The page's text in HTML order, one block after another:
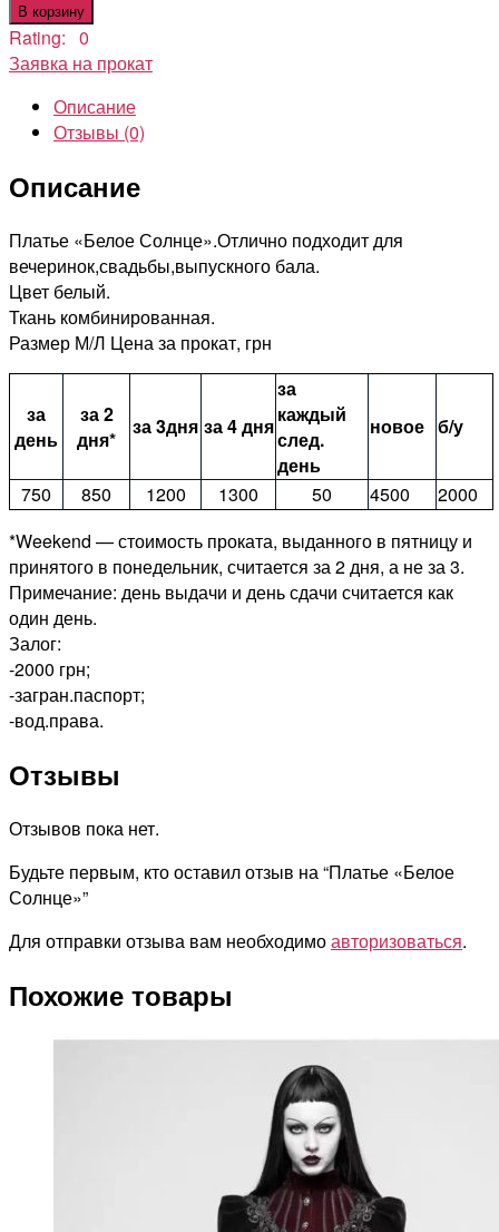
товара
Платье
"Белое
В корзину
Rating: 0
Заявка на прокат
Описание
Отзывы (0)
Описание
Платье «Белое Солнце».Отлично подходит для
вечеринок,свадьбы,выпускного бала.
Цвет белый.
Ткань комбинированная.
Размер М/Л Цена за прокат, грн
за
день
за 2
дня*
за 3дня за 4 дня
за
каждый
след.
день
новое б/у
750 850 1200 1300 50 4500
2000
*Weekend — стоимость проката, выданного в пятницу и
принятого в понедельник, считается за 2 дня, а не за 3.
Примечание: день выдачи и день сдачи считается как
один день.
Залог:
-2000 грн;
-загран.паспорт;
-вод.права.
Отзывы
Отзывов пока нет.
Будьте первым, кто оставил отзыв на “Платье «Белое
Солнце»”
Для отправки отзыва вам необходимоавторизоваться.
Похожие товары